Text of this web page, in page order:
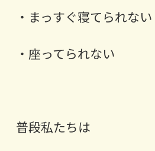
・まっすぐ寝てられない
・座ってられない
普段私たちは